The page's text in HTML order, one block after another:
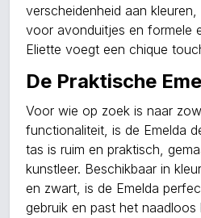
verscheidenheid aan
voor avonduitjes en formele
Eliette voegt een chique
De Praktische
Voor wie op zoek is naar
functionaliteit, is de Emelda
tas is ruim en praktisch,
kunstleer. Beschikbaar in
en zwart, is de Emelda
gebruik en past het